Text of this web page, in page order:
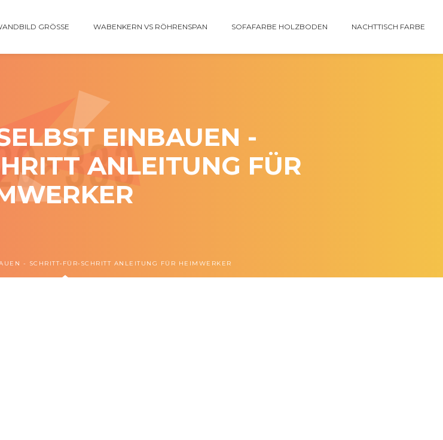
GRÖSSE WABENKERN VS RÖHRENSPAN SOFAFARBE HOLZBODEN NACHTTISCH FARBE
EINBAUEN -
ANLEITUNG FÜR
- SCHRITT‑FÜR‑SCHRITT ANLEITUNG FÜR HEIMWERKER